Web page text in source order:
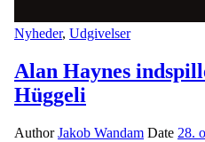
Nyheder, Udgivelser
Alan Haynes
Hüggeli
AuthorJakob Wandam Date 28.